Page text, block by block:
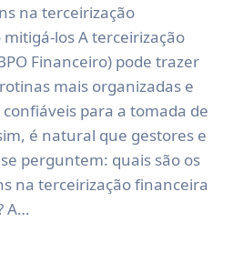
na terceirização
los A terceirização
Financeiro) pode trazer
mais organizadas e
para a tomada de
é natural que gestores e
perguntem: quais são os
na terceirização financeira
A…